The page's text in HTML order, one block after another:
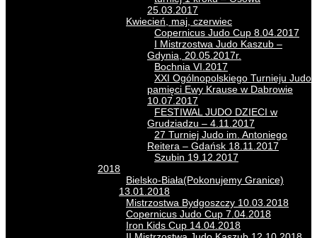
25.03.2017
Kwiecień, maj, czerwiec
Copernicus Judo Cup 8.04.2017
I Mistrzostwa Judo Kaszub –
Gdynia, 20.05.2017r.
Bochnia VI.2017
XXI Ogólnopolskiego Turnieju Judo
pamięci Ewy Krause w Dabrowie
10.07.2017
FESTIWAL JUDO DZIECI w
Grudziadzu – 4.11.2017
27 Turniej Judo im. Antoniego
Reitera – Gdańsk 18.11.2017
Szubin 19.12.2017
2018
Bielsko-Biała(Pokonujemy Granice)
13.01.2018
Mistrzostwa Bydgoszczy 10.03.2018
Copernicus Judo Cup 7.04.2018
Iron Kids Cup 14.04.2018